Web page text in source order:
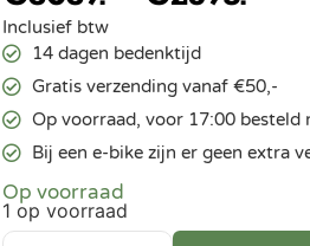
Inclusief btw
14 dagen bedenktijd
Gratis verzending vanaf €50,-
Op voorraad, voor 17:00 besteld
Bij een e-bike zijn er geen extra
Op voorraad
1 op voorraad